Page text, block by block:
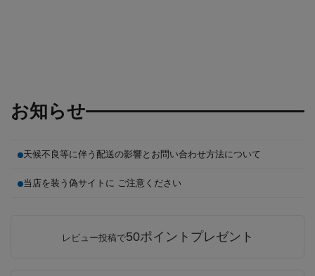
お知らせ
天候不良等に伴う配送の影響とお問い合わせ方法について
当店を装う偽サイトに ご注意ください
レビュー投稿で50ポイントプレゼント